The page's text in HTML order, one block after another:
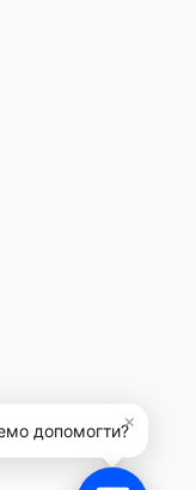
×
допомогти?